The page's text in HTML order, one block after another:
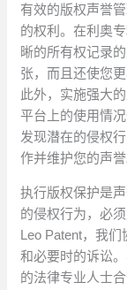
有效的版权声誉
的权利。在利奥
晰的所有权记录
张，而且还使您
此外，实施强大
平台上的使用情
发现潜在的侵权
作并维护您的声誉
执行版权保护是
的侵权行为，必
Leo Patent，我
和必要时的诉讼
的法律专业人士